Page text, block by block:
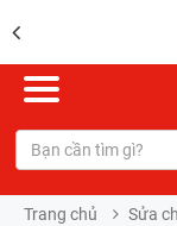
Trang chủ Sửa